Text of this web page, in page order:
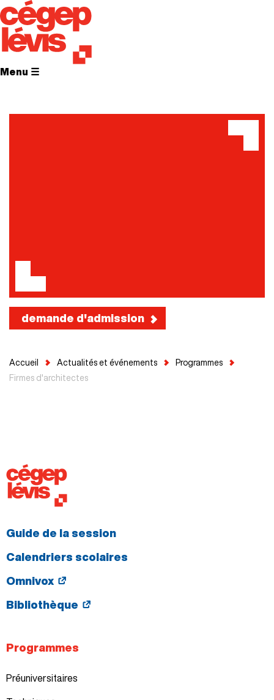
Menu ☰
demande d'admission
Accueil Actualités et événements
Programmes
Firmes d'architectes
Guide de la session
Calendriers scolaires
Omnivox
Bibliothèque
Programmes
Préuniversitaires